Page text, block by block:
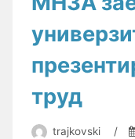
труд
trajkovski /